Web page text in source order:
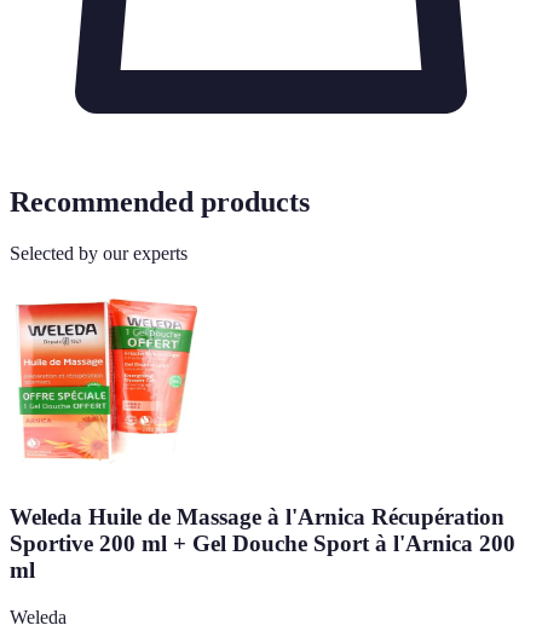
Recommended products
Selected by our experts
Weleda Huile de Massage à l'Arnica Récupération
Sportive 200 ml + Gel Douche Sport à l'Arnica 200
ml
Weleda